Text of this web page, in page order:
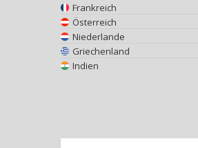
Frankreich
Österreich
Niederlande
Griechenland
Indien